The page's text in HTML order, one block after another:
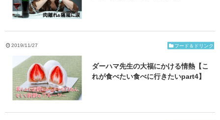
2019/11/27 フード＆ドリンク
ダーハマ先生の大福にかける情熱【こ
れが食べたい食べに行きたいpart4】